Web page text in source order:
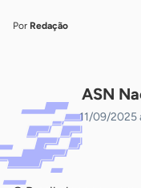
Por Redação
ASN
11/09/2025